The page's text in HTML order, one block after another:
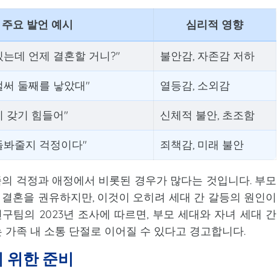
주요 발언 예시 심리적 영향
데 언제 결혼할 거니?" 불안감, 자존감 저하
둘째를 낳았대" 열등감, 소외감
갖기 힘들어" 신체적 불안, 초조함
줄지 걱정이다" 죄책감, 미래 불안
걱정과 애정에서 비롯된 경우가 많다는 것입니다. 부모
혼을 권유하지만, 이것이 오히려 세대 간 갈등의 원인이
팀의 2023년 조사에 따르면, 부모 세대와 자녀 세대 간
족 내 소통 단절로 이어질 수 있다고 경고합니다.
위한 준비